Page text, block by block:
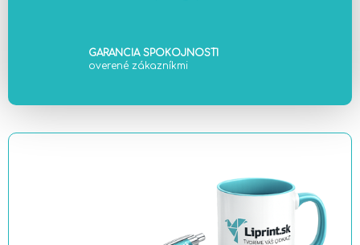
GARANCIA SPOKOJNOSTI
overené zákazníkmi